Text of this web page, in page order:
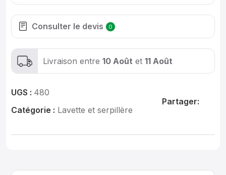
Consulter le devis 0
Livraison entre 10 Août et 11 Août
UGS : 480
Catégorie : Lavette et serpillère
Partager: